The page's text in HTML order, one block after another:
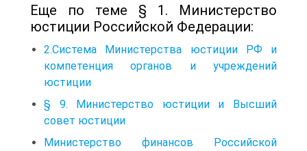
Еще по теме § 1. Министерство
юстиции Российской Федерации:
2.Система Министерства юстиции РФ и
компетенция органов и учреждений
юстиции
§ 9. Министерство юстиции и Высший
совет юстиции
Министерство финансов Российской